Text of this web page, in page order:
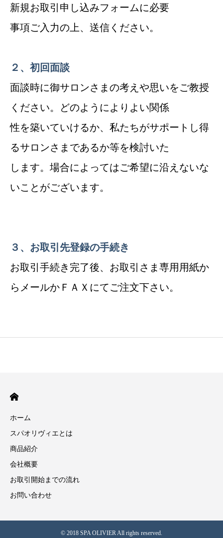
新規お取引申し込みフォームに必要
事項ご入力の上、送信ください。
２、初回面談
面談時に御サロンさまの考えや思いをご教授
ください。どのようによりよい関係
性を築いていけるか、私たちがサポートし得
るサロンさまであるか等を検討いた
します。場合によってはご希望に沿えないな
いことがございます。
３、お取引先登録の手続き
お取引手続き完了後、お取引さま専用用紙か
らメールかＦＡＸにてご注文下さい。
ホーム
スパオリヴィエとは
商品紹介
会社概要
お取引開始までの流れ
お問い合わせ
© 2018 SPA OLIVIER All rights reserved.